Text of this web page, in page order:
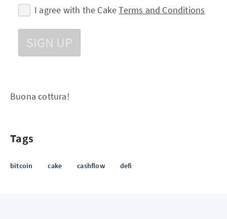
I agree with the CakeTerms and Conditions
SIGN UP
Buona cottura!
Tags
bitcoin cake cashflow defi